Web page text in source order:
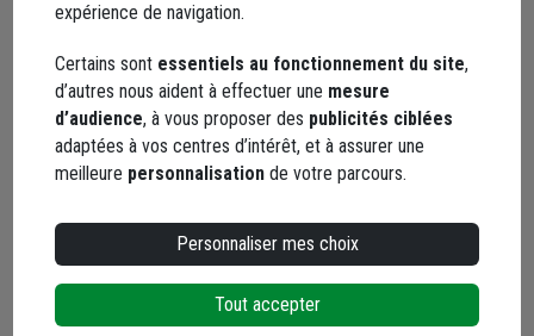
expérience de navigation.
Certains sont essentiels au fonctionnement du site,
d’autres nous aident à effectuer une mesure
d’audience, à vous proposer des publicités ciblées
adaptées à vos centres d’intérêt, et à assurer une
meilleure personnalisation de votre parcours.
Personnaliser mes choix
Tout accepter